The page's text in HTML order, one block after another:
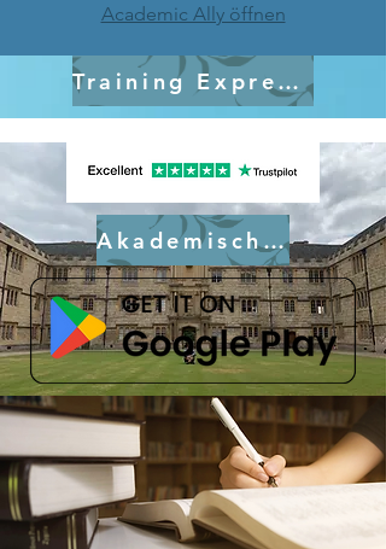
Academic Ally öffnen
Training Express UK
Was uns auszeichnet
Akademische Stellen